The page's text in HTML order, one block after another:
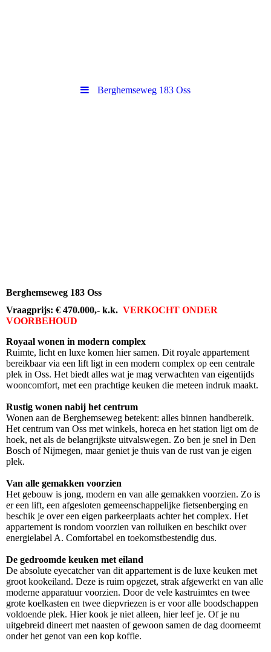
Berghemseweg 183 Oss
Berghemseweg 183 Oss
Vraagprijs: € 470.000,- k.k. VERKOCHT ONDER
VOORBEHOUD
Royaal wonen in modern complex
Ruimte, licht en luxe komen hier samen. Dit royale appartement
bereikbaar via een lift ligt in een modern complex op een centrale
plek in Oss. Het biedt alles wat je mag verwachten van eigentijds
wooncomfort, met een prachtige keuken die meteen indruk maakt.
Rustig wonen nabij het centrum
Wonen aan de Berghemseweg betekent: alles binnen handbereik.
Het centrum van Oss met winkels, horeca en het station ligt om de
hoek, net als de belangrijkste uitvalswegen. Zo ben je snel in Den
Bosch of Nijmegen, maar geniet je thuis van de rust van je eigen
plek.
Van alle gemakken voorzien
Het gebouw is jong, modern en van alle gemakken voorzien. Zo is
er een lift, een afgesloten gemeenschappelijke fietsenberging en
beschik je over een eigen parkeerplaats achter het complex. Het
appartement is rondom voorzien van rolluiken en beschikt over
energielabel A. Comfortabel en toekomstbestendig dus.
De gedroomde keuken met eiland
De absolute eyecatcher van dit appartement is de luxe keuken met
groot kookeiland. Deze is ruim opgezet, strak afgewerkt en van alle
moderne apparatuur voorzien. Door de vele kastruimtes en twee
grote koelkasten en twee diepvriezen is er voor alle boodschappen
voldoende plek. Hier kook je niet alleen, hier leef je. Of je nu
uitgebreid dineert met naasten of gewoon samen de dag doorneemt
onder het genot van een kop koffie.